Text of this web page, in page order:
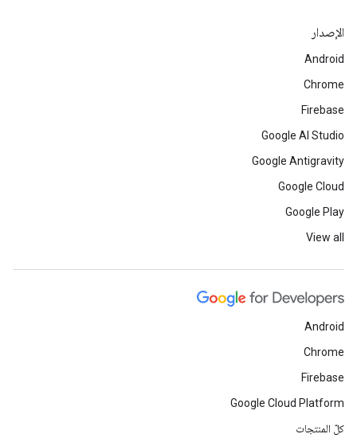
الإصدار
Android
Chrome
Firebase
Google AI Studio
Google Antigravity
Google Cloud
Google Play
View all
Android
Chrome
Firebase
Google Cloud Platform
كلّ المنتجات